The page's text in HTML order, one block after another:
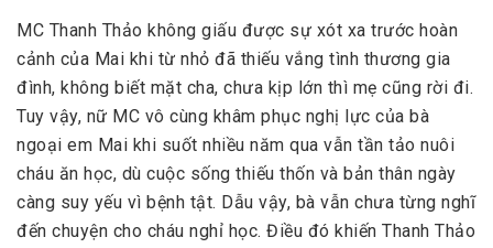
MC Thanh Thảo không giấu được sự xót xa trước hoàn
cảnh của Mai khi từ nhỏ đã thiếu vắng tình thương gia
đình, không biết mặt cha, chưa kịp lớn thì mẹ cũng rời đi.
Tuy vậy, nữ MC vô cùng khâm phục nghị lực của bà
ngoại em Mai khi suốt nhiều năm qua vẫn tần tảo nuôi
cháu ăn học, dù cuộc sống thiếu thốn và bản thân ngày
càng suy yếu vì bệnh tật. Dẫu vậy, bà vẫn chưa từng nghĩ
đến chuyện cho cháu nghỉ học. Điều đó khiến Thanh Thảo